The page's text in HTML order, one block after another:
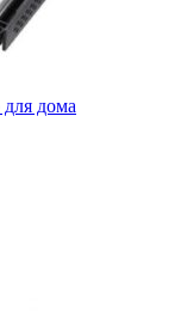
дома